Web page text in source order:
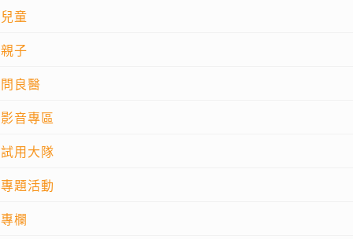
兒童
親子
問良醫
影音專區
試用大隊
專題活動
專欄